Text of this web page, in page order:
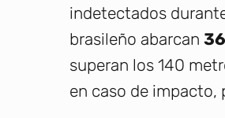
indetectados
brasileño abarcan
superan los 140
en caso de impacto,